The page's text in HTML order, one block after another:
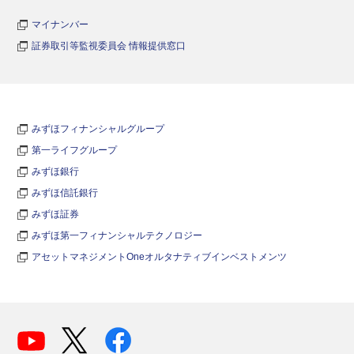
マイナンバー
証券取引等監視委員会 情報提供窓口
みずほフィナンシャルグループ
第一ライフグループ
みずほ銀行
みずほ信託銀行
みずほ証券
みずほ第一フィナンシャルテクノロジー
アセットマネジメントOneオルタナティブインベストメンツ